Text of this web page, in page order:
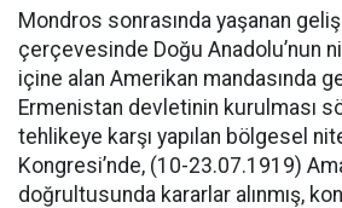
Mondros sonrasında yaşanan
çerçevesinde Doğu Anadolu’nun
içine alan Amerikan mandasında
Ermenistan devletinin kurulması
tehlikeye karşı yapılan bölgesel
Kongresi’nde, (10-23.07.1919)
doğrultusunda kararlar alınmış,